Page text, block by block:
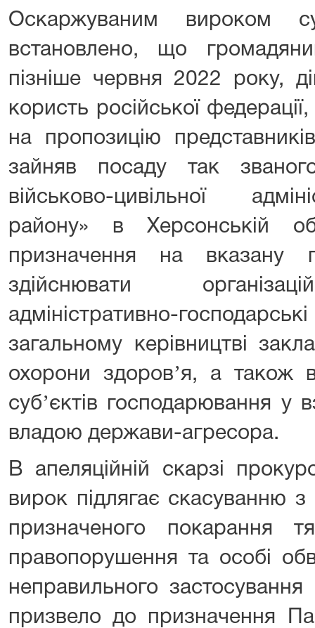
Оскаржуваним вироком
встановлено, що
пізніше червня 2022 року,
користь російської
на пропозицію
зайняв посаду так
військово-цивільної
району» в Херсонській
призначення на вказану
здійснювати
адміністративно-
загальному керівництві
охорони здоровʼя, а також в
субʼєктів господарювання у
владою держави-агресора.
В апеляційній скарзі
вирок підлягає скасуванню з
призначеного покарання
правопорушення та особі
неправильного
призвело до призначення